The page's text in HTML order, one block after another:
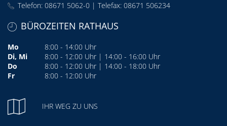
Telefon: 08671 5062-0 | Telefax: 08671 506234
BÜROZEITEN RATHAUS
Mo
8:00 - 14:00 Uhr
Di, Mi
8:00 - 12:00 Uhr | 14:00 - 16:00 Uhr
Do
8:00 - 12:00 Uhr | 14:00 - 18:00 Uhr
Fr
8:00 - 12:00 Uhr
IHR WEG ZU UNS